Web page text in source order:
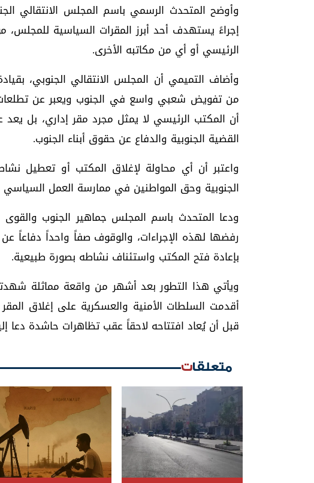
وأوضح المتحدث الرسمي باسم المجلس الانتقالي
إجراءً يستهدف أحد أبرز المقرات السياسية
الرئيسي أو أي من مكاتبه الأخرى.
وأضاف التميمي أن المجلس الانتقالي الجنوبي،
من تفويض شعبي واسع في الجنوب ويعبر عن تطلعات
أن المكتب الرئيسي لا يمثل مجرد مقر إداري، بل يعد
القضية الجنوبية والدفاع عن حقوق أبناء الجنوب.
واعتبر أن أي محاولة لإغلاق المكتب أو تعطيل
الجنوبية وحق المواطنين في ممارسة العمل
ودعا المتحدث باسم المجلس جماهير الجنوب والقوى
رفضها لهذه الإجراءات، والوقوف صفاً واحداً
بإعادة فتح المكتب واستئناف نشاطه بصورة طبيعية.
ويأتي هذا التطور بعد أشهر من واقعة مماثلة
أقدمت السلطات الأمنية والعسكرية على إغلاق
قبل أن يُعاد افتتاحه لاحقاً عقب تظاهرات حاشدة دعا
متعلقات